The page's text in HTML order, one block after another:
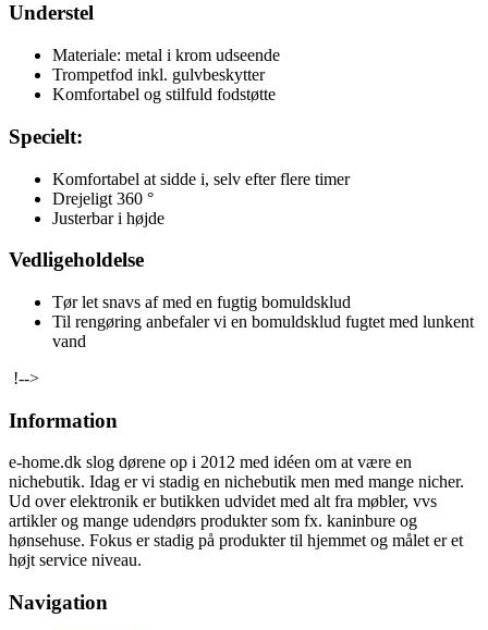
Understel
Materiale: metal i krom udseende
Trompetfod inkl. gulvbeskytter
Komfortabel og stilfuld fodstøtte
Specielt:
Komfortabel at sidde i, selv efter flere timer
Drejeligt 360 °
Justerbar i højde
Vedligeholdelse
Tør let snavs af med en fugtig bomuldsklud
Til rengøring anbefaler vi en bomuldsklud fugtet med lunkent
vand
!-->
Information
e-home.dk slog dørene op i 2012 med idéen om at være en
nichebutik. Idag er vi stadig en nichebutik men med mange nicher.
Ud over elektronik er butikken udvidet med alt fra møbler, vvs
artikler og mange udendørs produkter som fx. kaninbure og
hønsehuse. Fokus er stadig på produkter til hjemmet og målet er et
højt service niveau.
Navigation